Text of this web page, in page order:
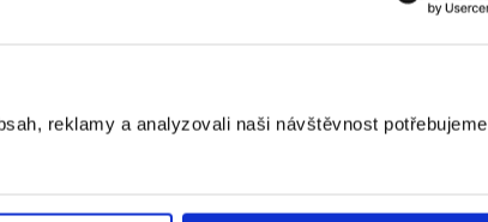
reklamy a analyzovali naši návštěvnost potřebujeme